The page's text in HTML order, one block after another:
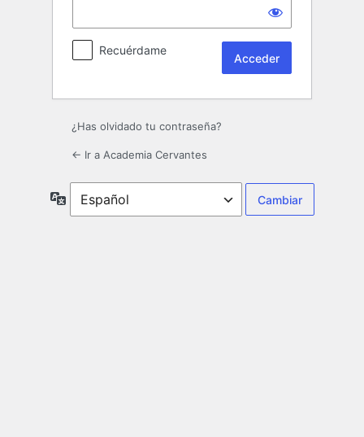
Recuérdame
¿Has olvidado tu contraseña?
← Ir a Academia Cervantes
Idioma